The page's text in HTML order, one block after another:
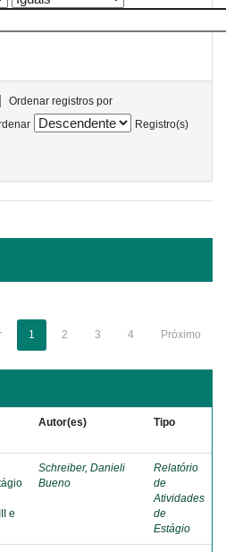
Ordenar registros por
Registro(s)
1 2 3 4 Próximo
Autor(es) Tipo
e
Schreiber, Danieli
Bueno
Relatório
de
Atividades
de
Estágio